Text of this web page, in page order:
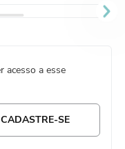
acesso a esse
CADASTRE-SE